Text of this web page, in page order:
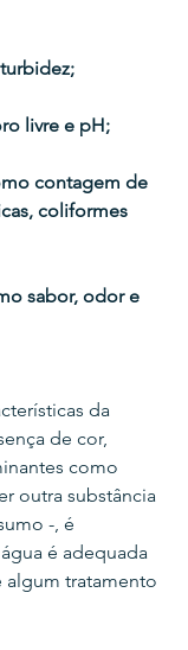
livre e pH;
contagem de
coliformes
sabor, odor e
da
de cor,
como
outra substância
-, é
é adequada
algum tratamento